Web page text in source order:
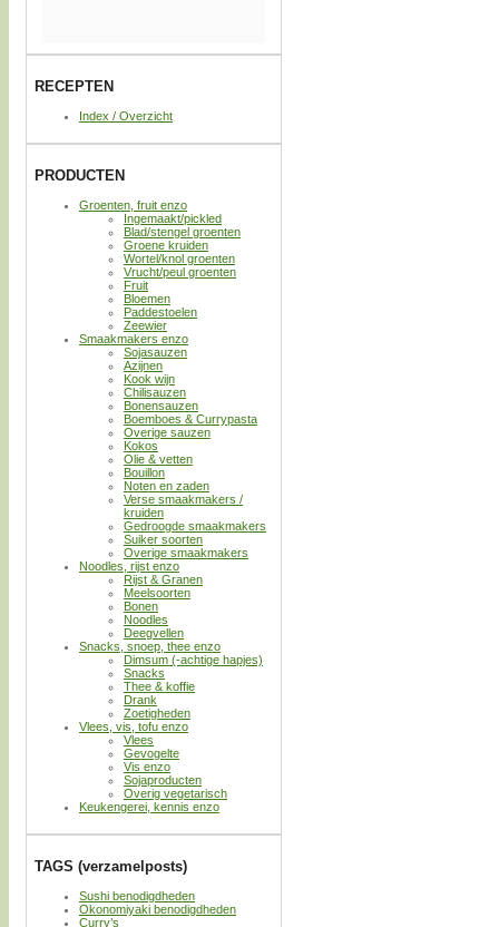
RECEPTEN
Index / Overzicht
PRODUCTEN
Groenten, fruit enzo
Ingemaakt/pickled
Blad/stengel groenten
Groene kruiden
Wortel/knol groenten
Vrucht/peul groenten
Fruit
Bloemen
Paddestoelen
Zeewier
Smaakmakers enzo
Sojasauzen
Azijnen
Kook wijn
Chilisauzen
Bonensauzen
Boemboes & Currypasta
Overige sauzen
Kokos
Olie & vetten
Bouillon
Noten en zaden
Verse smaakmakers /
kruiden
Gedroogde smaakmakers
Suiker soorten
Overige smaakmakers
Noodles, rijst enzo
Rijst & Granen
Meelsoorten
Bonen
Noodles
Deegvellen
Snacks, snoep, thee enzo
Dimsum (-achtige hapjes)
Snacks
Thee & koffie
Drank
Zoetigheden
Vlees, vis, tofu enzo
Vlees
Gevogelte
Vis enzo
Sojaproducten
Overig vegetarisch
Keukengerei, kennis enzo
TAGS (verzamelposts)
Sushi benodigdheden
Okonomiyaki benodigdheden
Curry’s